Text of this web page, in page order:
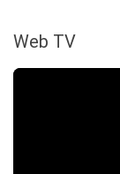
Web TV